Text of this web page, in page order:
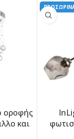
οροφής
και
-5%